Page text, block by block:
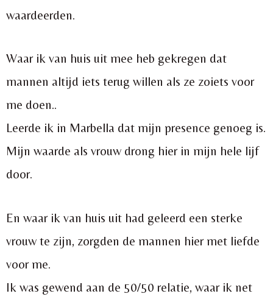
waardeerden.
Waar ik van huis uit mee heb gekregen dat
mannen altijd iets terug willen als ze zoiets voor
me doen..
Leerde ik in Marbella dat mijn presence genoeg is.
Mijn waarde als vrouw drong hier in mijn hele lijf
door.
En waar ik van huis uit had geleerd een sterke
vrouw te zijn, zorgden de mannen hier met liefde
voor me.
Ik was gewend aan de 50/50 relatie, waar ik net